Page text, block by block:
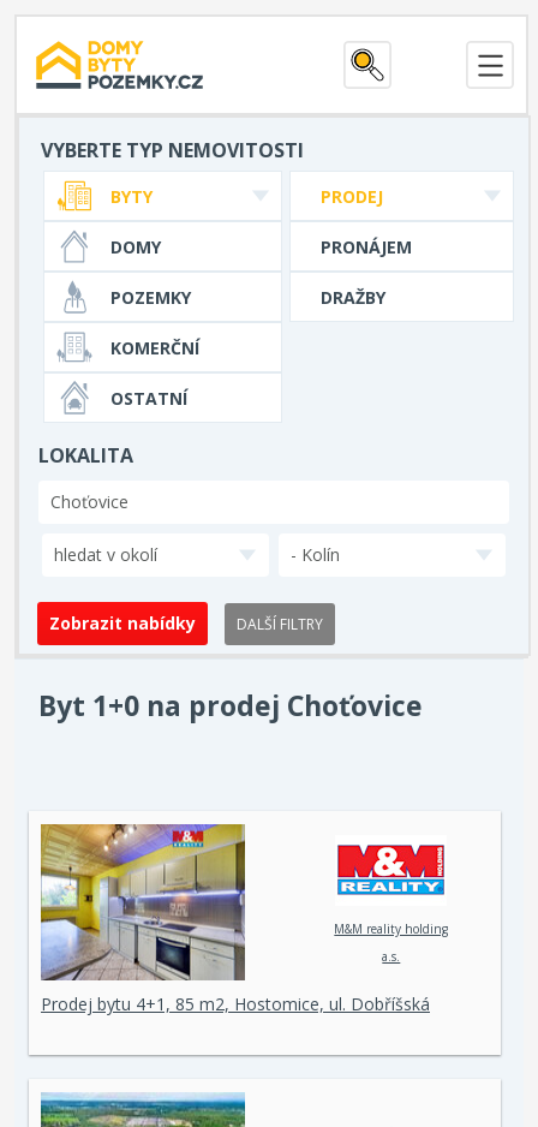
VYBERTE TYP NEMOVITOSTI
PRODEJ
PRONÁJEM
DRAŽBY
BYTY
DOMY
POZEMKY
KOMERČNÍ
OSTATNÍ
LOKALITA
hledat v okolí - Kolín
DALŠÍ FILTRY
Byt 1+0 na prodej Choťovice
M&M reality holding
a.s.
Prodej bytu 4+1, 85 m2, Hostomice, ul. Dobříšská